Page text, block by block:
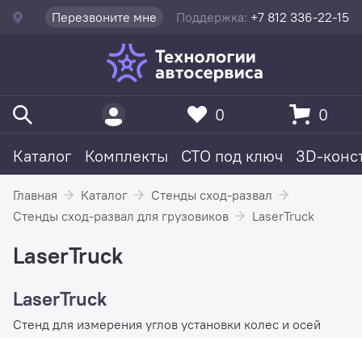
Перезвоните мне Поддержка: +7 812 336-22-15
Каталог Комплекты СТО под ключ 3D-
0 0
Главная Каталог
Стенды сход-развал
Стенды сход-развал для грузовиков
LaserTruck
LaserTruck
LaserTruck
Стенд для измерения углов установки колес и осей